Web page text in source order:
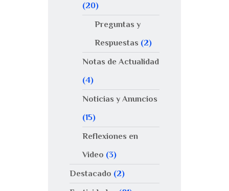
(20)
Preguntas y
Respuestas (2)
Notas de Actualidad
(4)
Noticias y Anuncios
(15)
Reflexiones en
Video (3)
Destacado (2)